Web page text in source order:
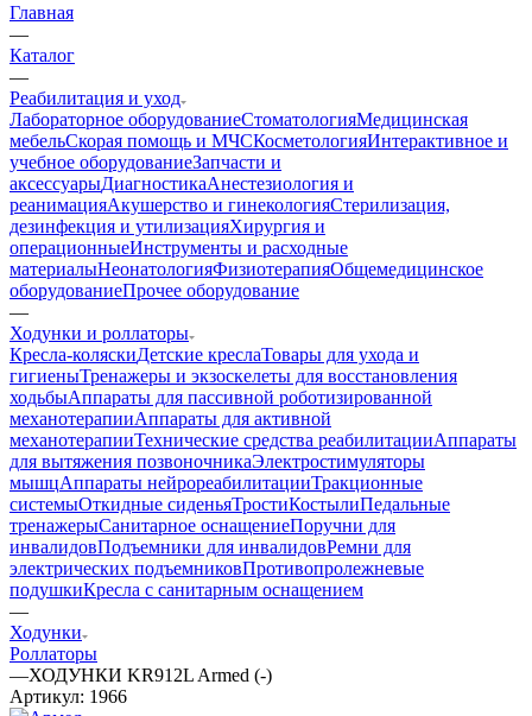
Главная
—
Каталог
—
Реабилитация и уход
Лабораторное оборудованиеСтоматологияМедицинская
мебельСкорая помощь и МЧСКосметологияИнтерактивное и
учебное оборудованиеЗапчасти и
аксессуарыДиагностикаАнестезиология и
реанимацияАкушерство и гинекологияСтерилизация,
дезинфекция и утилизацияХирургия и
операционныеИнструменты и расходные
материалыНеонатологияФизиотерапияОбщемедицинское
оборудованиеПрочее оборудование
—
Ходунки и роллаторы
Кресла-коляскиДетские креслаТовары для ухода и
гигиеныТренажеры и экзоскелеты для восстановления
ходьбыАппараты для пассивной роботизированной
механотерапииАппараты для активной
механотерапииТехнические средства реабилитацииАппараты
для вытяжения позвоночникаЭлектростимуляторы
мышцАппараты нейрореабилитацииТракционные
системыОткидные сиденьяТростиКостылиПедальные
тренажерыСанитарное оснащениеПоручни для
инвалидовПодъемники для инвалидовРемни для
электрических подъемниковПротивопролежневые
подушкиКресла с санитарным оснащением
—
Ходунки
Роллаторы
—ХОДУНКИ KR912L Armed (-)
Артикул: 1966